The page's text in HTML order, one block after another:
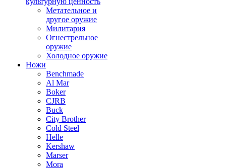
Метательное и
другое оружие
Милитария
Огнестрельное
оружие
Холодное оружие
Ножи
Benchmade
Al Mar
Boker
CJRB
Buck
City Brother
Cold Steel
Helle
Kershaw
Marser
Mora